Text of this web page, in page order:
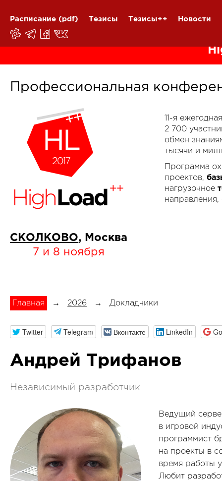
Расписание (pdf) Тезисы Тезисы++ Новости
Профессиональная
СКОЛКОВО, Москва
7 и 8 ноября
11-я
2 700
обмен
тысячи и
Программа
проектов,
нагрузочное
Главная → 2026 → Докладчики
Twitter Telegram Вконтакте LinkedIn
Андрей Трифанов
Независимый разработчик
Ведущий
в игровой
программист
на проекты в
время работы
Любит